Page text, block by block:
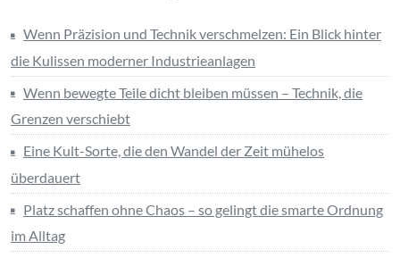
Wenn Präzision und Technik verschmelzen: Ein Blick hinter
die Kulissen moderner Industrieanlagen
Wenn bewegte Teile dicht bleiben müssen – Technik, die
Grenzen verschiebt
Eine Kult-Sorte, die den Wandel der Zeit mühelos
überdauert
Platz schaffen ohne Chaos – so gelingt die smarte Ordnung
im Alltag